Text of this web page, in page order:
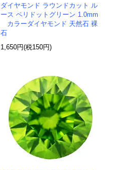
ダイヤモンド ラウンドカット ル
ース ペリドットグリーン 1.0mm
カラーダイヤモンド 天然石 裸
石
1,650円(税150円)